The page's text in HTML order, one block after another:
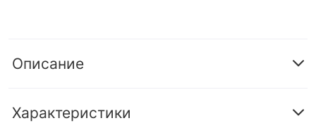
Описание
Характеристики